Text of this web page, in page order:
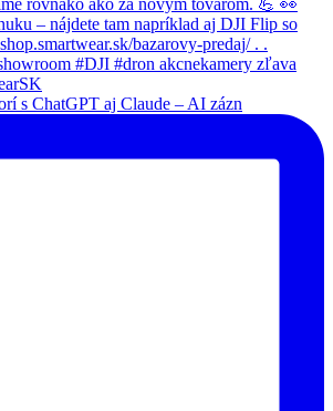
s ChatGPT aj Claude – AI zázn